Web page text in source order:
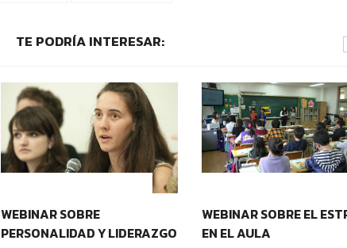
TE PODRÍA INTERESAR:
WEBINAR SOBRE
PERSONALIDAD Y LIDERAZGO
WEBINAR SOBRE EL
EN EL AULA